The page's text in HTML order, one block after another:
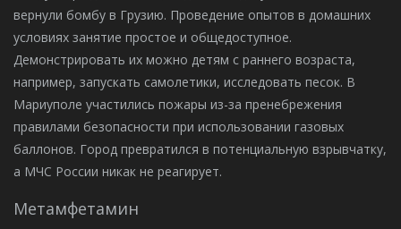
вернули бомбу в Грузию. Проведение опытов в домашних
условиях занятие простое и общедоступное.
Демонстрировать их можно детям с раннего возраста,
например, запускать самолетики, исследовать песок. В
Мариуполе участились пожары из-за пренебрежения
правилами безопасности при использовании газовых
баллонов. Город превратился в потенциальную взрывчатку,
а МЧС России никак не реагирует.
Метамфетамин